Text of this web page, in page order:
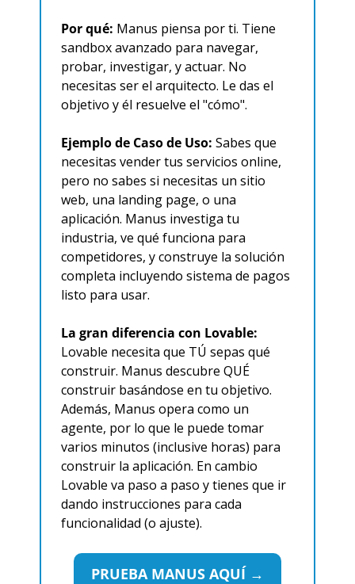
Por qué: Manus piensa por ti. Tiene
sandbox avanzado para navegar,
probar, investigar, y actuar. No
necesitas ser el arquitecto. Le das el
objetivo y él resuelve el "cómo".
Ejemplo de Caso de Uso: Sabes que
necesitas vender tus servicios online,
pero no sabes si necesitas un sitio
web, una landing page, o una
aplicación. Manus investiga tu
industria, ve qué funciona para
competidores, y construye la solución
completa incluyendo sistema de pagos
listo para usar.
La gran diferencia con Lovable:
Lovable necesita que TÚ sepas qué
construir. Manus descubre QUÉ
construir basándose en tu objetivo.
Además, Manus opera como un
agente, por lo que le puede tomar
varios minutos (inclusive horas) para
construir la aplicación. En cambio
Lovable va paso a paso y tienes que ir
dando instrucciones para cada
funcionalidad (o ajuste).
PRUEBA MANUS AQUÍ →